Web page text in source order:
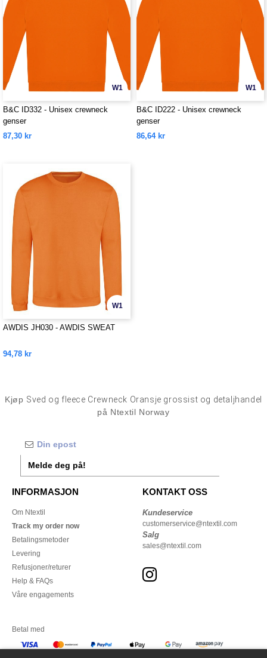
W1
B&C ID332 - Unisex crewneck
genser
87,30 kr
W1
B&C ID222 - Unisex crewneck
genser
86,64 kr
W1
AWDIS JH030 - AWDIS SWEAT
94,78 kr
Kjøp Sved og fleece Crewneck Oransje grossist og detaljhandel
på Ntextil Norway
Melde deg på!
INFORMASJON
Om Ntextil
Track my order now
Betalingsmetoder
Levering
Refusjoner/returer
Help & FAQs
Våre engagements
KONTAKT OSS
Kundeservice
customerservice@ntextil.com
Salg
sales@ntextil.com
Betal med